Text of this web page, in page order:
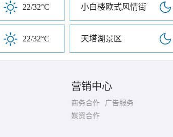
22/32°C 小白楼欧式风情街
22/32°C 天塔湖景区
营销中心
商务合作
广告服务
媒资合作